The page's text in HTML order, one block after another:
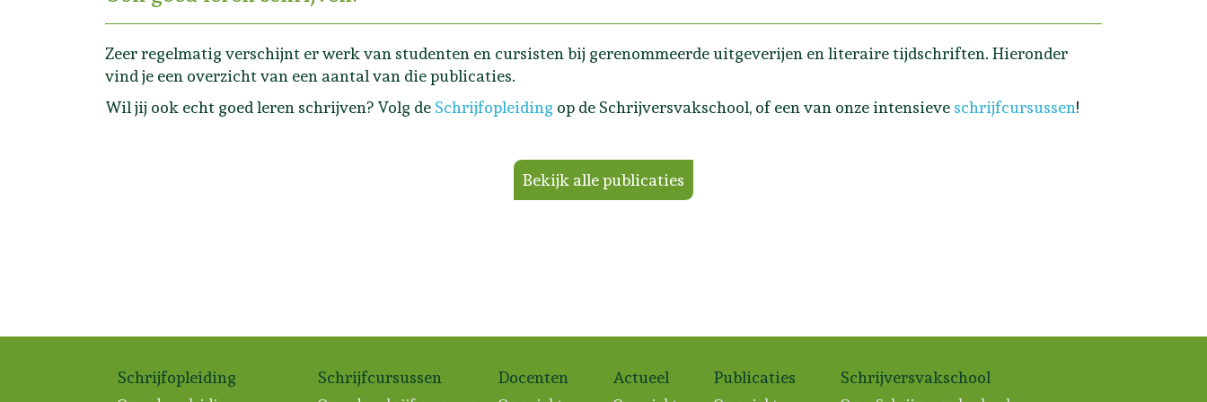
Zeer regelmatig verschijnt er werk van studenten en cursisten bij gerenommeerde uitgeverijen en literaire tijdschriften. Hieronder
vind je een overzicht van een aantal van die publicaties.
Wil jij ook echt goed leren schrijven? Volg de Schrijfopleiding op de Schrijversvakschool, of een van onze intensieve schrijfcursussen!
Bekijk alle publicaties
Schrijfopleiding Schrijfcursussen Docenten Actueel Publicaties Schrijversvakschool